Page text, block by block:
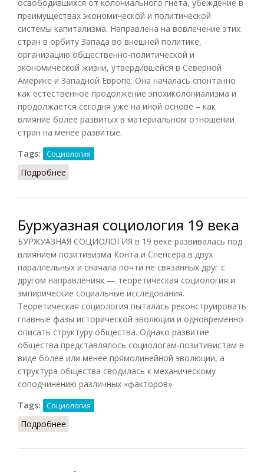
освободившихся от колониального гнета, убеждение в
преимуществах экономической и политической
системы капитализма. Направлена на вовлечение этих
стран в орбиту Запада во внешней политике,
организацию общественно-политической и
экономической жизни, утвердившейся в Северной
Америке и Западной Европе. Она началась спонтанно
как естественное продолжение эпохиколониализма и
продолжается сегодня уже на иной основе – как
влияние более развитых в материальном отношении
стран на менее развитые.
Tags:
Социология
Подробнее
Буржуазная социология 19 века
БУРЖУАЗНАЯ СОЦИОЛОГИЯ в 19 веке развивалась под
влиянием позитивизма Конта и Спенсера в двух
параллельных и сначала почти не связанных друг с
другом направлениях — теоретическая социология и
эмпирические социальные исследования.
Теоретическая социология пыталась реконструировать
главные фазы исторической эволюции и одновременно
описать структуру общества. Однако развитие
общества представлялось социологам-позитивистам в
виде более или менее прямолинейной эволюции, а
структура общества сводилась к механическому
соподчинению различных «факторов».
Tags:
Социология
Подробнее